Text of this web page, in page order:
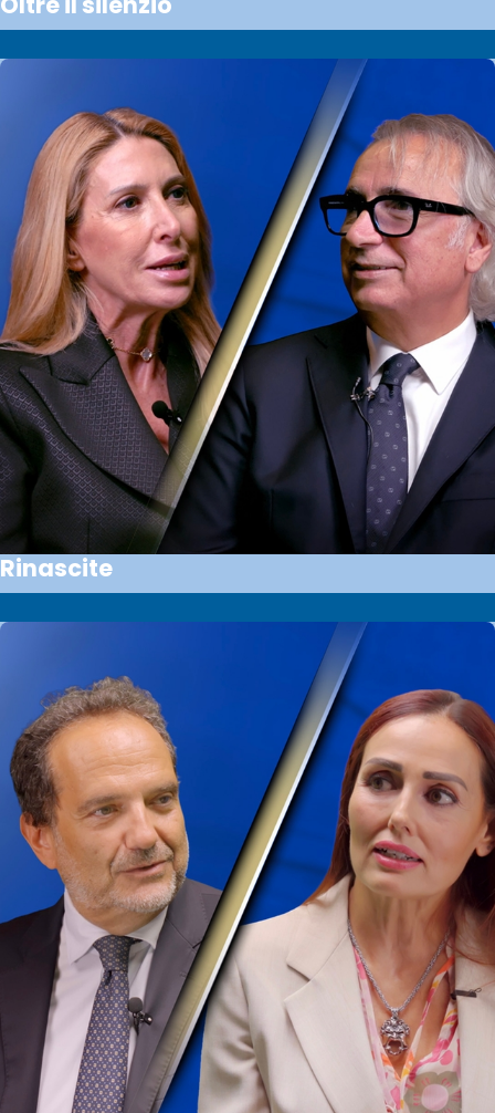
Rinascite